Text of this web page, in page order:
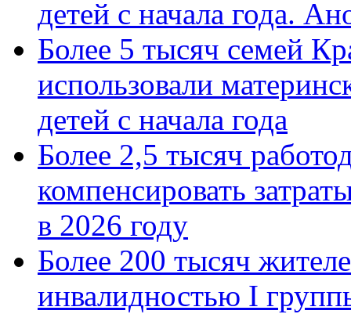
детей с начала года.
Более 5 тысяч семей
использовали
детей с начала года
Более 2,5 тысяч
компенсировать
в 2026 году
Более 200 тысяч
инвалидностью I